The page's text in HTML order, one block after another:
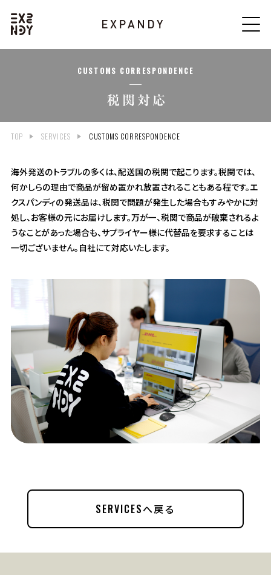
CUSTOMS CORRESPONDENCE
TOP SERVICES CUSTOMS CORRESPONDENCE
海外発送のトラブルの多くは、配送国の税関で起こります。税関では、
何かしらの理由で商品が留め置かれ放置されることもある程です。エ
クスパンディの発送品は、税関で問題が発生した場合もすみやかに対
処し、お客様の元にお届けします。万が一、税関で商品が破棄されるよ
うなことがあった場合も、サプライヤー様に代替品を要求することは
一切ございません。自社にて対応いたします。
SERVICESへ戻る